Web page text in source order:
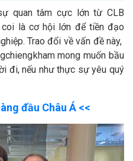
quan tâm cực lớn từ CLB
là cơ hội lớn để tiền đạo
Trao đổi về vấn đề này,
mong muốn bầu
đi, nếu như thực sự yêu quý
đầu Châu Á <<